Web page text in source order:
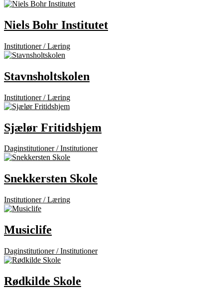
Niels Bohr Institutet
Institutioner / Læring
Stavnsholtskolen
Institutioner / Læring
Sjælør Fritidshjem
Daginstitutioner / Institutioner
Snekkersten Skole
Institutioner / Læring
Musiclife
Daginstitutioner / Institutioner
Rødkilde Skole